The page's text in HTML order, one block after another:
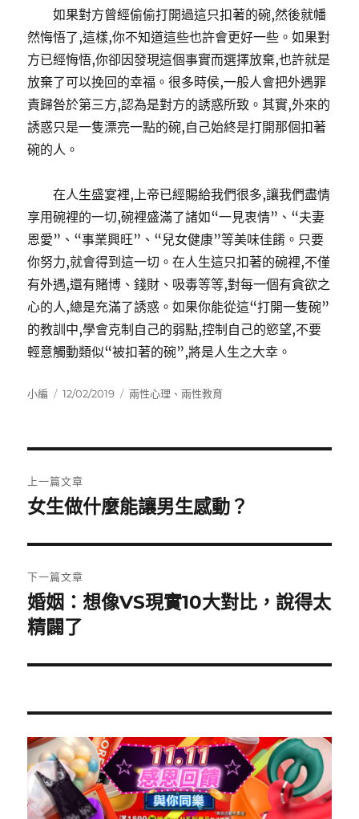
如果對方曾經偷偷打開過這只扣著的碗,然後就幡
然悔悟了,這樣,你不知道這些也許會更好一些。如果對
方已經悔悟,你卻因發現這個事實而選擇放棄,也許就是
放棄了可以挽回的幸福。很多時侯,一般人會把外遇罪
責歸咎於第三方,認為是對方的誘惑所致。其實,外來的
誘惑只是一隻漂亮一點的碗,自己始終是打開那個扣著
碗的人。
在人生盛宴裡,上帝已經賜給我們很多,讓我們盡情
享用碗裡的一切,碗裡盛滿了諸如“一見衷情”、“夫妻
恩愛”、“事業興旺”、“兒女健康”等美味佳餚。只要
你努力,就會得到這一切。在人生這只扣著的碗裡,不僅
有外遇,還有賭博、錢財、吸毒等等,對每一個有貪欲之
心的人,總是充滿了誘惑。如果你能從這“打開一隻碗”
的教訓中,學會克制自己的弱點,控制自己的慾望,不要
輕意觸動類似“被扣著的碗”,將是人生之大幸。
作
小編
發
12/02/2019
分
兩性心理 、 兩性教育
章
覽
上一篇文章
上
篇
文
章:
女生做什麼能讓男生感動？
下一篇文章
下
一
文
婚姻：想像VS現實10大對比，說得太
精闢了